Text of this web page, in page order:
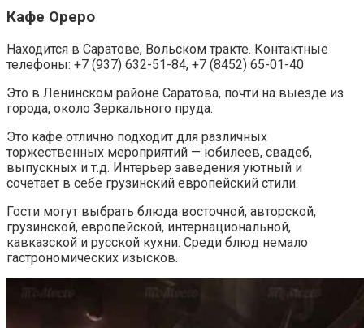
Кафе Ореро
Находится в Саратове, Вольском тракте. Контактные
телефоны: +7 (937) 632-51-84, +7 (8452) 65-01-40
Это в Ленинском районе Саратова, почти на выезде из
города, около Зеркального пруда.
Это кафе отлично подходит для различных
торжественных мероприятий — юбилеев, свадеб,
выпускных и т.д. Интерьер заведения уютный и
сочетает в себе грузинский европейский стили.
Гости могут выбрать блюда восточной, авторской,
грузинской, европейской, интернациональной,
кавказской и русской кухни. Среди блюд немало
гастрономических изысков.